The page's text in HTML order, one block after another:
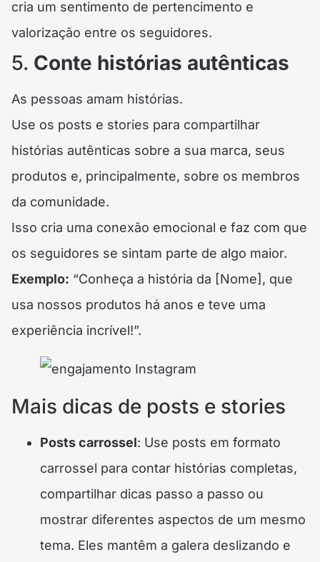
cria um sentimento de pertencimento e
valorização entre os seguidores.
5. Conte histórias autênticas
As pessoas amam histórias.
Use os posts e stories para compartilhar
histórias autênticas sobre a sua marca, seus
produtos e, principalmente, sobre os membros
da comunidade.
Isso cria uma conexão emocional e faz com que
os seguidores se sintam parte de algo maior.
Exemplo: “Conheça a história da [Nome], que
usa nossos produtos há anos e teve uma
experiência incrível!”.
Mais dicas de posts e stories
Posts carrossel: Use posts em formato
carrossel para contar histórias completas,
compartilhar dicas passo a passo ou
mostrar diferentes aspectos de um mesmo
tema. Eles mantêm a galera deslizando e